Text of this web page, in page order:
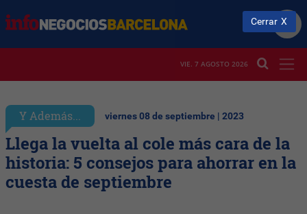
VIE. 7 AGOSTO 2026
Y Además... viernes 08 de septiembre | 2023
Llega la vuelta al cole más cara de la
historia: 5 consejos para ahorrar en la
cuesta de septiembre
Cerrar